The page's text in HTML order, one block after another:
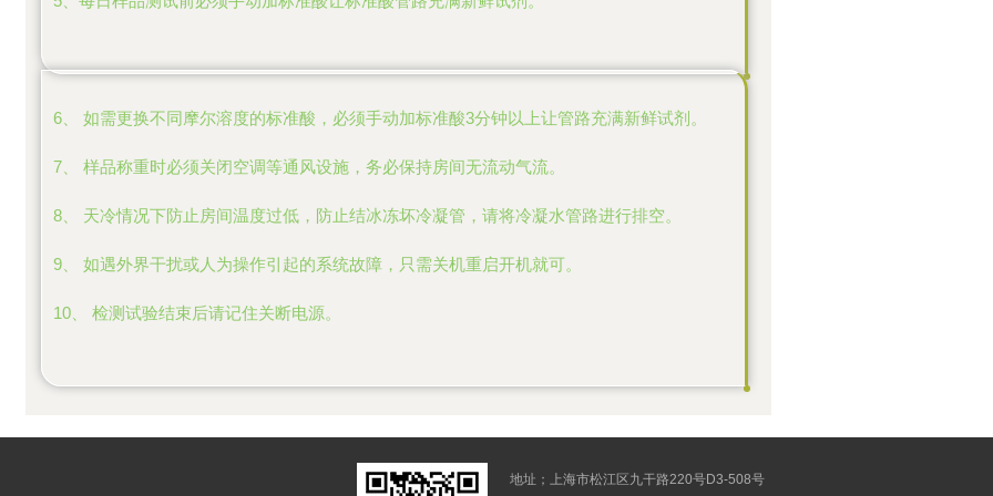
6、 如需更换不同摩尔溶度的标准酸，必须手动加标准酸3分钟以上让管路充满新鲜试剂。
7、 样品称重时必须关闭空调等通风设施，务必保持房间无流动气流。
8、 天冷情况下防止房间温度过低，防止结冰冻坏冷凝管，请将冷凝水管路进行排空。
9、 如遇外界干扰或人为操作引起的系统故障，只需关机重启开机就可。
10、 检测试验结束后请记住关断电源。
地址；上海市松江区九干路220号D3-508号